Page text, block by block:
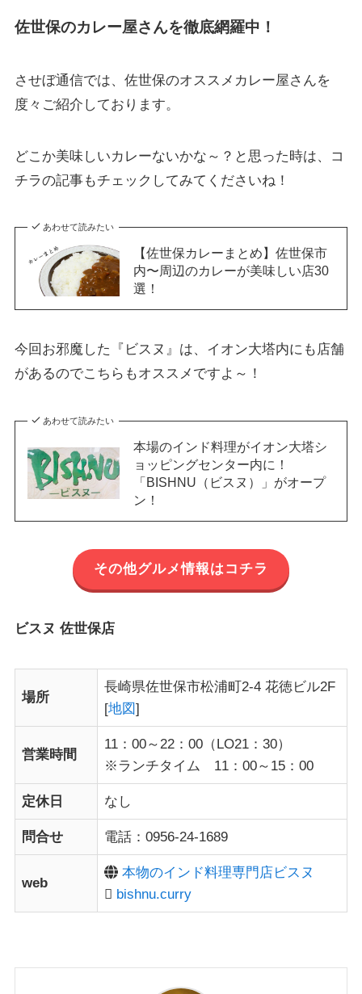
佐世保のカレー屋さんを徹底網羅中！
させぼ通信では、佐世保のオススメカレー屋さんを
度々ご紹介しております。
どこか美味しいカレーないかな～？と思った時は、コ
チラの記事もチェックしてみてくださいね！
あわせて読みたい
【佐世保カレーまとめ】佐世保市
内〜周辺のカレーが美味しい店30
選！
今回お邪魔した『ビスヌ』は、イオン大塔内にも店舗
があるのでこちらもオススメですよ～！
あわせて読みたい
本場のインド料理がイオン大塔シ
ョッピングセンター内に！
「BISHNU（ビスヌ）」がオープ
ン！
その他グルメ情報はコチラ
ビスヌ 佐世保店
場所
長崎県佐世保市松浦町2-4 花徳ビル2F
[地図]
営業時間
11：00～22：00（LO21：30）
※ランチタイム 11：00～15：00
定休日 なし
問合せ 電話：0956-24-1689
web
本物のインド料理専門店ビスヌ
bishnu.curry